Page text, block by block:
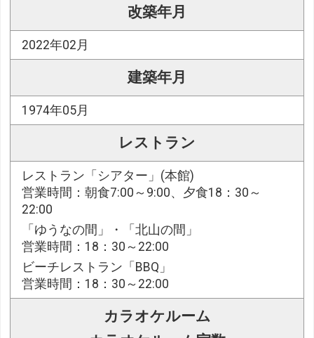
改築年月
2022年02月
建築年月
1974年05月
レストラン
レストラン「シアター」(本館)
営業時間：朝食7:00～9:00、夕食18：30～
22:00
「ゆうなの間」・「北山の間」
営業時間：18：30～22:00
ビーチレストラン「BBQ」
営業時間：18：30～22:00
カラオケルーム